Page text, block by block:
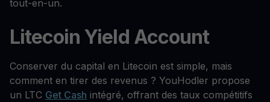
tout-en-un.
Litecoin Yield Account
Conserver du capital en Litecoin est simple, mais
comment en tirer des revenus ? YouHodler propose
un LTC Get Cash intégré, offrant des taux compétitifs